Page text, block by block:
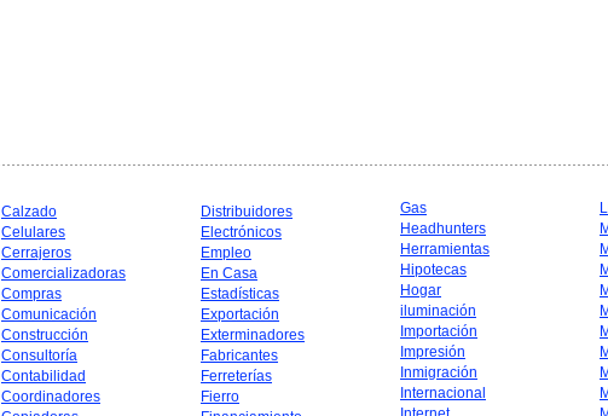
Calzado
Celulares
Cerrajeros
Comercializadoras
Compras
Comunicación
Construcción
Consultoría
Contabilidad
Coordinadores
Distribuidores
Electrónicos
Empleo
En Casa
Estadísticas
Exportación
Exterminadores
Fabricantes
Ferreterías
Fierro
Gas
Headhunters
Herramientas
Hipotecas
Hogar
iluminación
Importación
Impresión
Inmigración
Internacional